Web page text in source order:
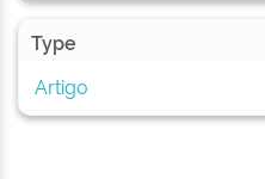
Type
Artigo